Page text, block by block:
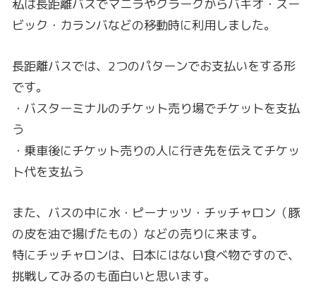
私は長距離バスでマニラやクラークからバギオ・スー
ビック・カランバなどの移動時に利用しました。
長距離バスでは、2つのパターンでお支払いをする形
です。
・バスターミナルのチケット売り場でチケットを支払
う
・乗車後にチケット売りの人に行き先を伝えてチケッ
ト代を支払う
また、バスの中に水・ピーナッツ・チッチャロン（豚
の皮を油で揚げたもの）などの売りに来ます。
特にチッチャロンは、日本にはない食べ物ですので、
挑戦してみるのも面白いと思います。